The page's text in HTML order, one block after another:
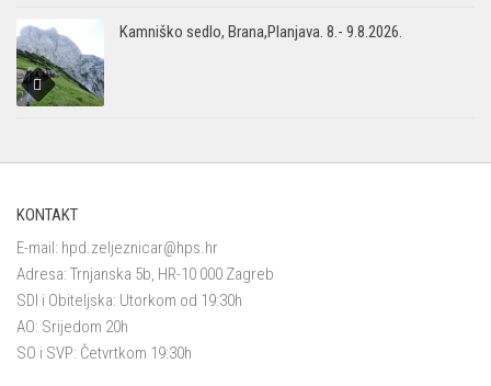
Kamniško sedlo, Brana,Planjava. 8.- 9.8.2026.
KONTAKT
E-mail: hpd.zeljeznicar@hps.hr
Adresa: Trnjanska 5b, HR-10 000 Zagreb
SDI i Obiteljska: Utorkom od 19:30h
AO: Srijedom 20h
SO i SVP: Četvrtkom 19:30h